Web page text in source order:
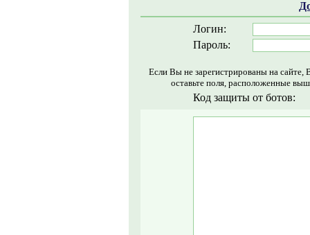
Логин:
Пароль:
Если Вы не зарегистрированы на
оставьте поля, расположенные
Код защиты от ботов: